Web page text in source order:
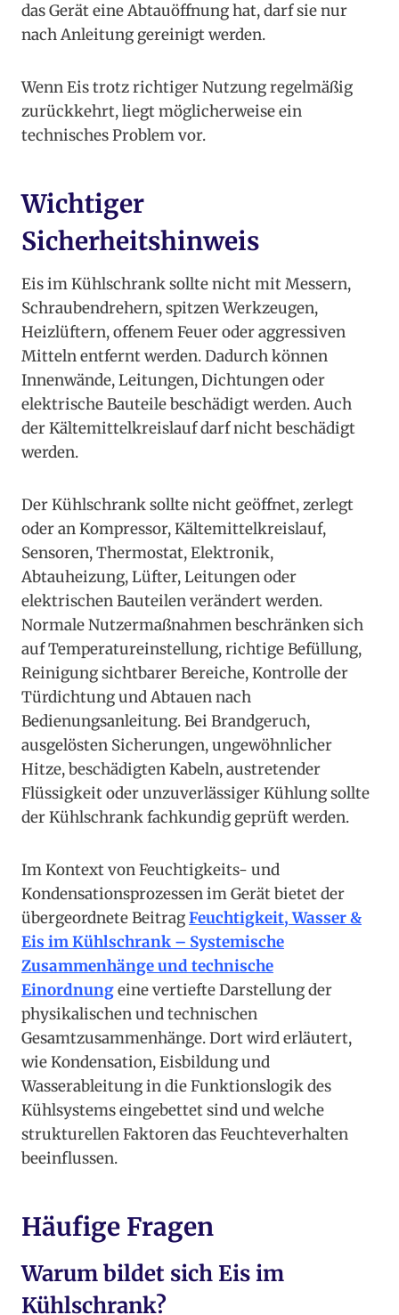
das Gerät eine Abtauöffnung hat, darf sie nur
nach Anleitung gereinigt werden.
Wenn Eis trotz richtiger Nutzung regelmäßig
zurückkehrt, liegt möglicherweise ein
technisches Problem vor.
Wichtiger
Sicherheitshinweis
Eis im Kühlschrank sollte nicht mit Messern,
Schraubendrehern, spitzen Werkzeugen,
Heizlüftern, offenem Feuer oder aggressiven
Mitteln entfernt werden. Dadurch können
Innenwände, Leitungen, Dichtungen oder
elektrische Bauteile beschädigt werden. Auch
der Kältemittelkreislauf darf nicht beschädigt
werden.
Der Kühlschrank sollte nicht geöffnet, zerlegt
oder an Kompressor, Kältemittelkreislauf,
Sensoren, Thermostat, Elektronik,
Abtauheizung, Lüfter, Leitungen oder
elektrischen Bauteilen verändert werden.
Normale Nutzermaßnahmen beschränken sich
auf Temperatureinstellung, richtige Befüllung,
Reinigung sichtbarer Bereiche, Kontrolle der
Türdichtung und Abtauen nach
Bedienungsanleitung. Bei Brandgeruch,
ausgelösten Sicherungen, ungewöhnlicher
Hitze, beschädigten Kabeln, austretender
Flüssigkeit oder unzuverlässiger Kühlung sollte
der Kühlschrank fachkundig geprüft werden.
Im Kontext von Feuchtigkeits- und
Kondensationsprozessen im Gerät bietet der
übergeordnete BeitragFeuchtigkeit, Wasser &
Eis im Kühlschrank – Systemische
Zusammenhänge und technische
Einordnungeine vertiefte Darstellung der
physikalischen und technischen
Gesamtzusammenhänge. Dort wird erläutert,
wie Kondensation, Eisbildung und
Wasserableitung in die Funktionslogik des
Kühlsystems eingebettet sind und welche
strukturellen Faktoren das Feuchteverhalten
beeinflussen.
Häufige Fragen
Warum bildet sich Eis im
Kühlschrank?